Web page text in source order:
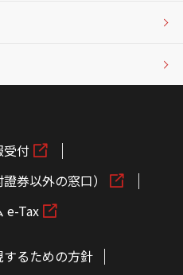
受付
券以外の窓口）
e-Tax
るための方針